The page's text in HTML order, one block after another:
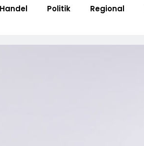
Handel Politik Regional